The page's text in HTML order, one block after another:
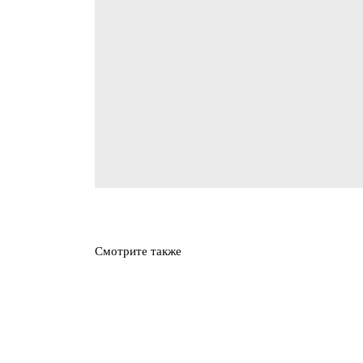
Смотрите также